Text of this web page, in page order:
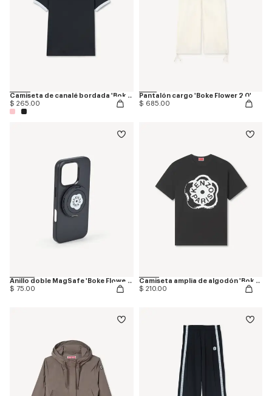
Camiseta de canalé bordada 'Boke Flower 2.0'
$ 265.00
Pantalón cargo 'Boke Flower 2.0'
$ 685.00
Anillo doble MagSafe 'Boke Flower 2.0'
$ 75.00
Camiseta amplia de algodón 'Boke Flower 2.0'
$ 210.00